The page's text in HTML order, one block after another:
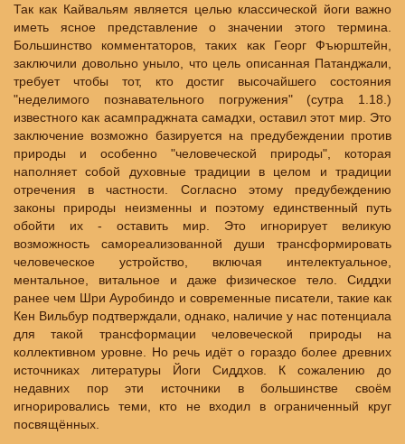
Так как Кайвальям является целью классической йоги важно
иметь ясное представление о значении этого термина.
Большинство комментаторов, таких как Георг Фъюрштейн,
заключили довольно уныло, что цель описанная Патанджали,
требует чтобы тот, кто достиг высочайшего состояния
"неделимого познавательного погружения" (сутра 1.18.)
известного как асампраджната самадхи, оставил этот мир. Это
заключение возможно базируется на предубеждении против
природы и особенно "человеческой природы", которая
наполняет собой духовные традиции в целом и традиции
отречения в частности. Согласно этому предубеждению
законы природы неизменны и поэтому единственный путь
обойти их - оставить мир. Это игнорирует великую
возможность самореализованной души трансформировать
человеческое устройство, включая интелектуальное,
ментальное, витальное и даже физическое тело. Сиддхи
ранее чем Шри Ауробиндо и современные писатели, такие как
Кен Вильбур подтверждали, однако, наличие у нас потенциала
для такой трансформации человеческой природы на
коллективном уровне. Но речь идёт о гораздо более древних
источниках литературы Йоги Сиддхов. К сожалению до
недавних пор эти источники в большинстве своём
игнорировались теми, кто не входил в ограниченный круг
посвящённых.